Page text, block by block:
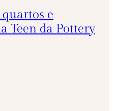
e
Teen da Pottery